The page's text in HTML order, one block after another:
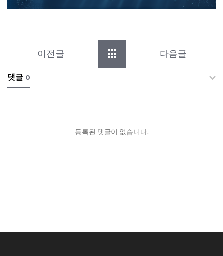
이전글 다음글
댓글 0
등록된 댓글이 없습니다.